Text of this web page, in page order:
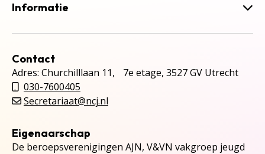
Informatie
Contact
Adres: Churchilllaan 11, 7e etage, 3527 GV Utrecht
030-7600405
Secretariaat@ncj.nl
Eigenaarschap
De beroepsverenigingen AJN, V&VN vakgroep jeugd